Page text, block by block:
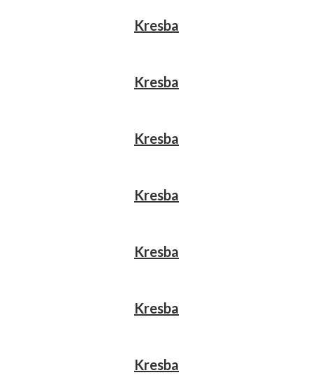
Kresba
Kresba
Kresba
Kresba
Kresba
Kresba
Kresba